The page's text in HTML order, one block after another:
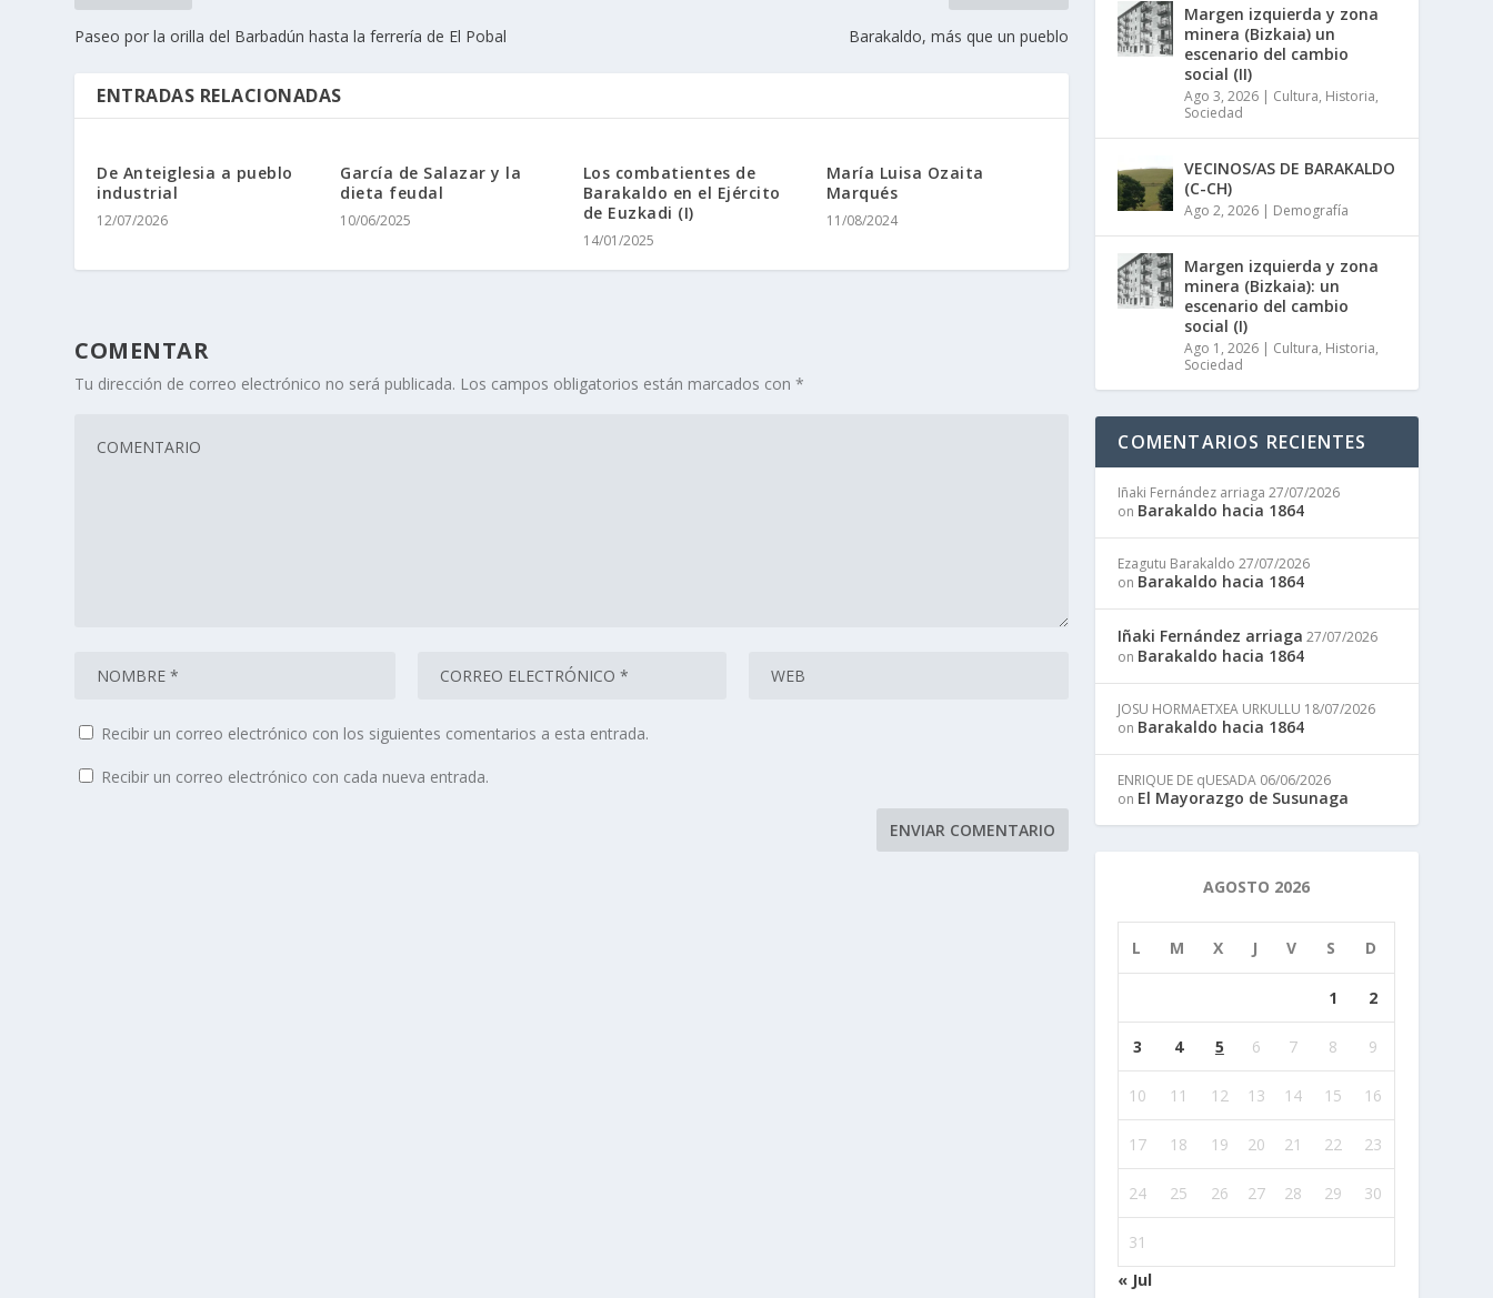
Paseo por la orilla del Barbadún hasta la ferrerí­a de El Pobal Barakaldo, más que un pueblo
ENTRADAS RELACIONADAS
De Anteiglesia a pueblo
industrial
12/07/2026
García de Salazar y la
dieta feudal
10/06/2025
Los combatientes de
Barakaldo en el Ejército
de Euzkadi (I)
14/01/2025
Marí­a Luisa Ozaita
Marqués
11/08/2024
COMENTAR
Tu dirección de correo electrónico no será publicada. Los campos obligatorios están marcados con*
Recibir un correo electrónico con los siguientes comentarios a esta entrada.
Recibir un correo electrónico con cada nueva entrada.
Margen izquierda y zona
minera (Bizkaia) un
escenario del cambio
social (II)
Ago 3, 2026 | Cultura, Historia,
Sociedad
VECINOS/AS DE BARAKALDO
(C-CH)
Ago 2, 2026 | Demografía
Margen izquierda y zona
minera (Bizkaia): un
escenario del cambio
social (I)
Ago 1, 2026 | Cultura, Historia,
Sociedad
COMENTARIOS RECIENTES
Iñaki Fernández arriaga 27/07/2026
on Barakaldo hacia 1864
Ezagutu Barakaldo 27/07/2026
on Barakaldo hacia 1864
Iñaki Fernández arriaga 27/07/2026
on Barakaldo hacia 1864
JOSU HORMAETXEA URKULLU 18/07/2026
on Barakaldo hacia 1864
ENRIQUE DE qUESADA 06/06/2026
on El Mayorazgo de Susunaga
AGOSTO 2026
L M X J V S D
1 2
3 4 5 6 7 8 9
10 11 12 13 14 15 16
17 18 19 20 21 22 23
24 25 26 27 28 29 30
31
« Jul